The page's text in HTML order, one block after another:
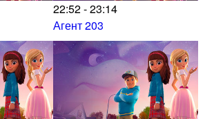
22:52 - 23:14
Агент 203